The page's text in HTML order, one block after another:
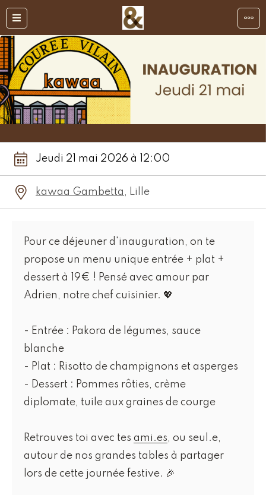
Jeudi 21 mai 2026 à 12:00
kawaa Gambetta , Lille
Pour ce déjeuner d'inauguration, on te
propose un menu unique entrée + plat +
dessert à 19€ ! Pensé avec amour par
Adrien, notre chef cuisinier. 💖
- Entrée : Pakora de légumes, sauce
blanche
- Plat : Risotto de champignons et asperges
- Dessert : Pommes rôties, crème
diplomate, tuile aux graines de courge
Retrouves toi avec tes ami.es, ou seul.e,
autour de nos grandes tables à partager
lors de cette journée festive. 🎉